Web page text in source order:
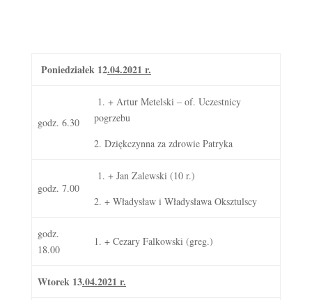
Poniedziałek 12.04.2021 r.
godz. 6.30
1. + Artur Metelski – of. Uczestnicy
pogrzebu
2. Dziękczynna za zdrowie Patryka
godz. 7.00
1. + Jan Zalewski (10 r.)
2. + Władysław i Władysława Oksztulscy
godz.
18.00
1. + Cezary Falkowski (greg.)
Wtorek 13.04.2021 r.